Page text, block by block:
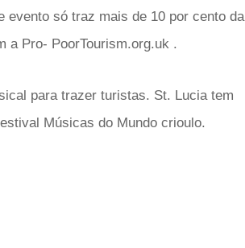
evento só traz mais de 10 por cento da
a Pro- PoorTourism.org.uk .
para trazer turistas. St. Lucia tem
Músicas do Mundo crioulo.